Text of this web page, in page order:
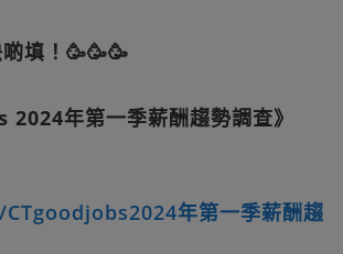
填！🥳🥳🥳
2024年第一季薪酬趨勢調查》
年第一季薪酬趨